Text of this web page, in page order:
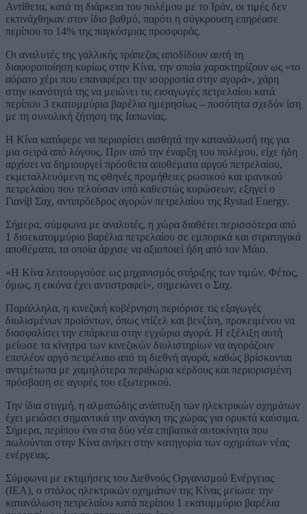
Αντίθετα, κατά τη διάρκεια του πολέμου με το Ιράν, οι τιμές δεν
εκτινάχθηκαν στον ίδιο βαθμό, παρότι η σύγκρουση επηρέασε
περίπου το 14% της παγκόσμιας προσφοράς.
Οι αναλυτές της γαλλικής τράπεζας αποδίδουν αυτή τη
διαφοροποίηση κυρίως στην Κίνα, την οποία χαρακτηρίζουν ως «το
αόρατο χέρι που επαναφέρει την ισορροπία στην αγορά», χάρη
στην ικανότητά της να μειώνει τις εισαγωγές πετρελαίου κατά
περίπου 3 εκατομμύρια βαρέλια ημερησίως – ποσότητα σχεδόν ίση
με τη συνολική ζήτηση της Ιαπωνίας.
Η Κίνα κατάφερε να περιορίσει αισθητά την κατανάλωσή της για
μια σειρά από λόγους. Πριν από την έναρξη του πολέμου, είχε ήδη
αρχίσει να δημιουργεί πρόσθετα αποθέματα αργού πετρελαίου,
εκμεταλλευόμενη τις φθηνές προμήθειες ρωσικού και ιρανικού
πετρελαίου που τελούσαν υπό καθεστώς κυρώσεων, εξηγεί ο
Γιανίβ Σαχ, αντιπρόεδρος αγορών πετρελαίου της Rystad Energy.
Σήμερα, σύμφωνα με αναλυτές, η χώρα διαθέτει περισσότερα από
1 δισεκατομμύριο βαρέλια πετρελαίου σε εμπορικά και στρατηγικά
αποθέματα, τα οποία άρχισε να αξιοποιεί ήδη από τον Μάιο.
«Η Κίνα λειτουργούσε ως μηχανισμός στήριξης των τιμών. Φέτος,
όμως, η εικόνα έχει αντιστραφεί», σημειώνει ο Σαχ.
Παράλληλα, η κινεζική κυβέρνηση περιόρισε τις εξαγωγές
διυλισμένων προϊόντων, όπως ντίζελ και βενζίνη, προκειμένου να
διασφαλίσει την επάρκεια στην εγχώρια αγορά. Η εξέλιξη αυτή
μείωσε τα κίνητρα των κινεζικών διυλιστηρίων να αγοράζουν
επιπλέον αργό πετρέλαιο από τη διεθνή αγορά, καθώς βρίσκονται
αντιμέτωπα με χαμηλότερα περιθώρια κέρδους και περιορισμένη
πρόσβαση σε αγορές του εξωτερικού.
Την ίδια στιγμή, η αλματώδης ανάπτυξη των ηλεκτρικών οχημάτων
έχει μειώσει σημαντικά την ανάγκη της χώρας για ορυκτά καύσιμα.
Σήμερα, περίπου ένα στα δύο νέα επιβατικά αυτοκίνητα που
πωλούνται στην Κίνα ανήκει στην κατηγορία των οχημάτων νέας
ενέργειας.
Σύμφωνα με εκτιμήσεις του Διεθνούς Οργανισμού Ενέργειας
(IEA), ο στόλος ηλεκτρικών οχημάτων της Κίνας μείωσε την
κατανάλωση πετρελαίου κατά περίπου 1 εκατομμύριο βαρέλια